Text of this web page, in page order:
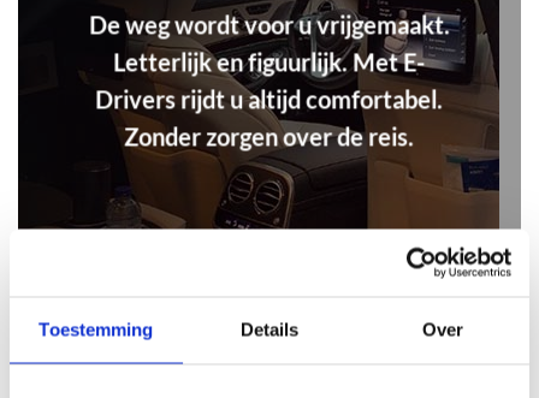
Toestemming Details Over
De weg wordt voor u vrijgemaakt.
Letterlijk en figuurlijk. Met E-
Drivers rijdt u altijd comfortabel.
Zonder zorgen over de reis.